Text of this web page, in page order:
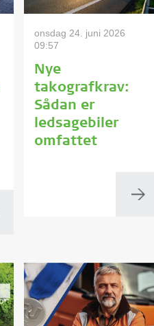
onsdag 24. juni 2026
09:57
Nye
takografkrav:
Sådan er
ledsagebiler
omfattet